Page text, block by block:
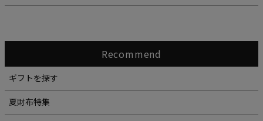
Recommend
ギフトを探す
夏財布特集